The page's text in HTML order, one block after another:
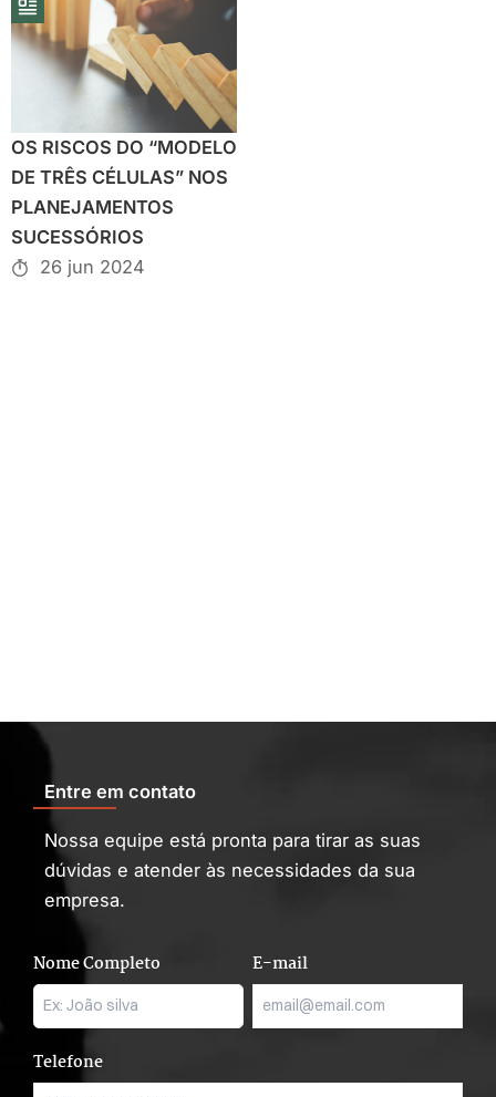
OS RISCOS DO “MODELO
DE TRÊS CÉLULAS” NOS
PLANEJAMENTOS
SUCESSÓRIOS
26 jun 2024
Entre em contato
Nossa equipe está pronta para tirar as suas
dúvidas e atender às necessidades da sua
empresa.
Nome Completo E-mail
Telefone